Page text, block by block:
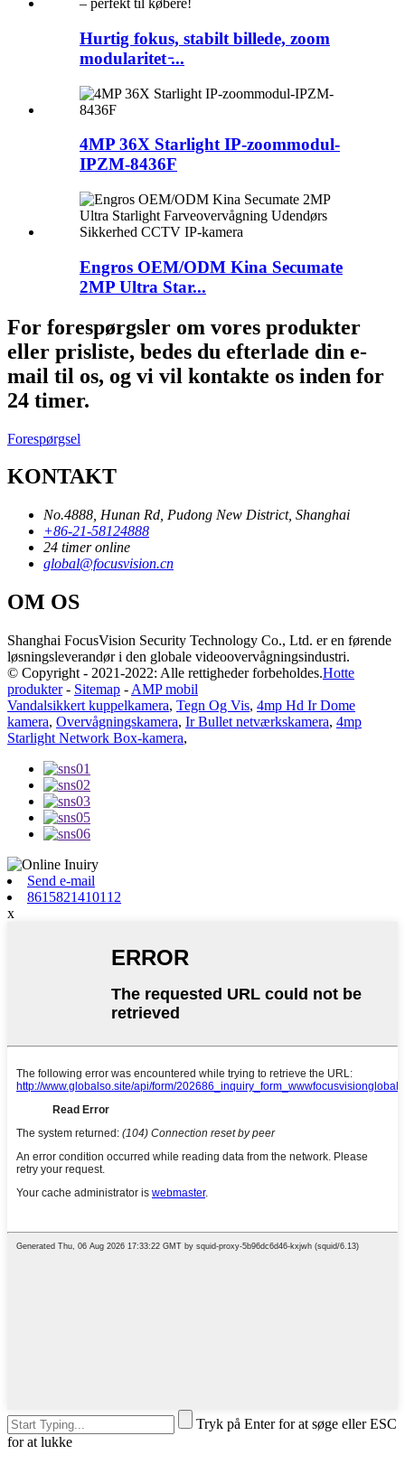
Hurtig fokus, stabilt billede, zoom
modularitet ̵...
4MP 36X Starlight IP-zoommodul-
IPZM-8436F
Engros OEM/ODM Kina Secumate
2MP Ultra Star...
For forespørgsler om vores produkter
eller prisliste, bedes du efterlade din e-
mail til os, og vi vil kontakte os inden for
24 timer.
Forespørgsel
KONTAKT
No.4888, Hunan Rd, Pudong New District, Shanghai
+86-21-58124888
24 timer online
global@focusvision.cn
OM OS
Shanghai FocusVision Security Technology Co., Ltd. er en førende
løsningsleverandør i den globale videoovervågningsindustri.
© Copyright - 2021-2022: Alle rettigheder forbeholdes.Hotte
produkter- Sitemap - AMP mobil
Vandalsikkert kuppelkamera, Tegn Og Vis, 4mp Hd Ir Dome
kamera, Overvågningskamera, Ir Bullet netværkskamera, 4mp
Starlight Network Box-kamera,
Send e-mail
8615821410112
x
Tryk på Enter for at søge eller ESC
for at lukke